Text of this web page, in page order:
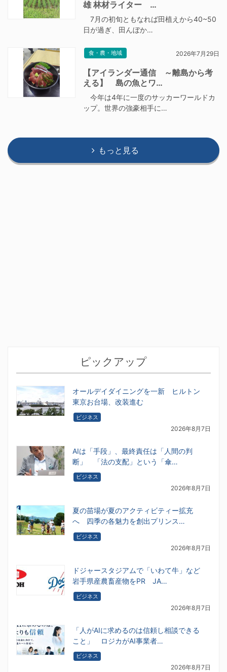
雄 林材ライター …
7月の初旬ともなれば田植えから40~50
日が過ぎ、田んぼか…
食・農・地域 2026年7月29日
【アイランダー通信 ～離島から考
える】 島の魚とワ…
今年は4年に一度のサッカーワールドカ
ップ。世界の強豪相手に…
もっと見る
ピックアップ
オールデイダイニングを一新 ヒルトン
東京お台場、改装進む
ビジネス
2026年8月7日
AIは「手段」、最終責任は「人間の判
断」 「法の支配」という「傘…
ビジネス
2026年8月7日
夏の苗場が夏のアクティビティー拡充
へ 四季の各魅力を創出プリンス…
ビジネス
2026年8月7日
ドジャースタジアムで「いわて牛」など
岩手県産農畜産物をPR JA…
ビジネス
2026年8月7日
「人がAIに求めるのは信頼し相談できる
こと」 ロジカがAI事業者…
ビジネス
2026年8月7日